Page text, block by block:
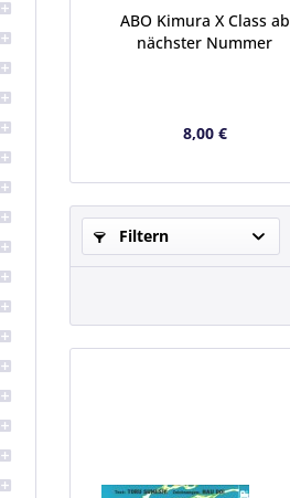
ABO Kimura X Class ab
nächster Nummer
8,00 €
Filtern